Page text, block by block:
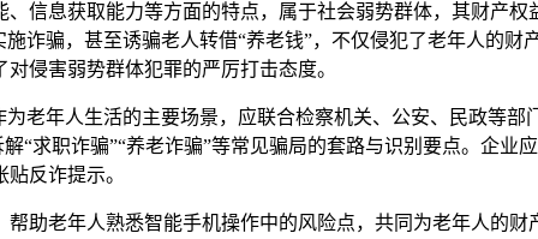
信息获取能力等方面的特点，属于社会弱势群体，其财产
诈骗，甚至诱骗老人转借“养老钱”，不仅侵犯了老年人的
侵害弱势群体犯罪的严厉打击态度。
老年人生活的主要场景，应联合检察机关、公安、民政等
“求职诈骗”“养老诈骗”等常见骗局的套路与识别要点。企
反诈提示。
助老年人熟悉智能手机操作中的风险点，共同为老年人的财